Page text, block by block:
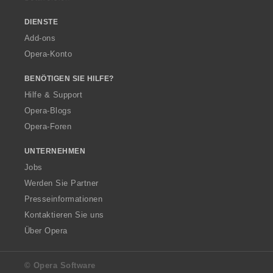
DIENSTE
Add-ons
Opera-Konto
BENÖTIGEN SIE HILFE?
Hilfe & Support
Opera-Blogs
Opera-Foren
UNTERNEHMEN
Jobs
Werden Sie Partner
Presseinformationen
Kontaktieren Sie uns
Über Opera
© Opera Software